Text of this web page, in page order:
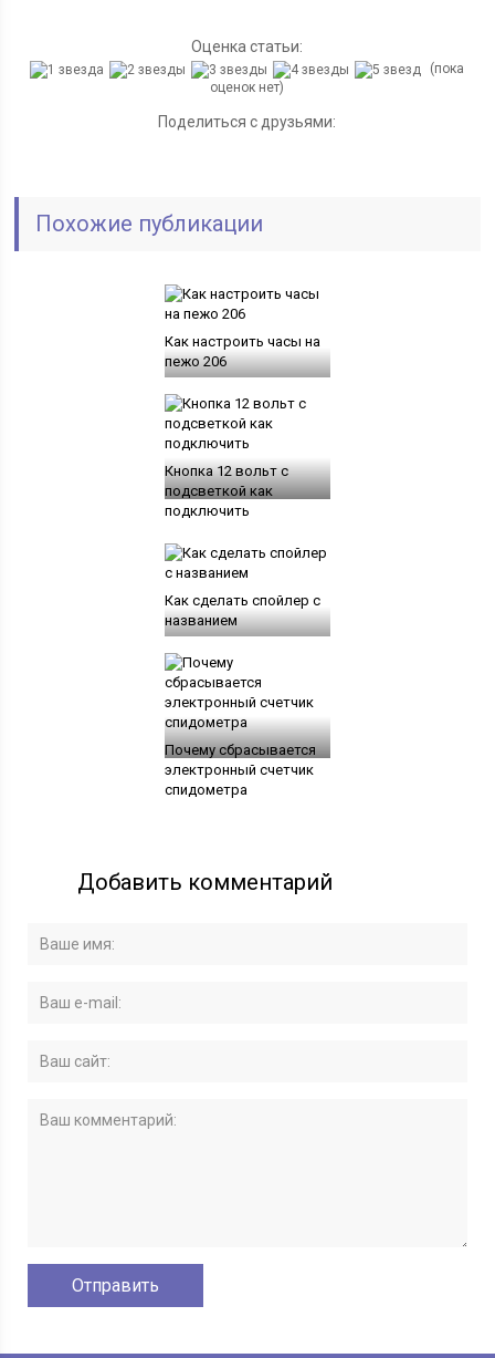
Оценка статьи:
(пока
оценок нет)
Поделиться с друзьями:
Похожие публикации
Как настроить часы на
пежо 206
Кнопка 12 вольт с
подсветкой как
подключить
Как сделать спойлер с
названием
Почему сбрасывается
электронный счетчик
спидометра
Добавить комментарий